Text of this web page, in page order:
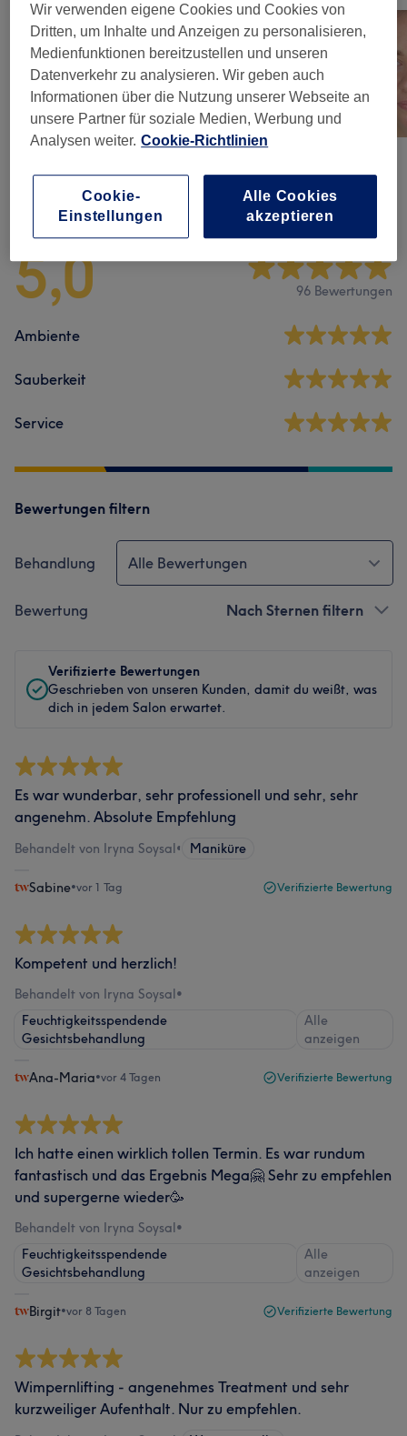
Salonbewertungen
5,0 96 Bewertungen
Ambiente
Sauberkeit
Service
Bewertungen filtern
Behandlung Alle Bewertungen
Bewertung Nach Sternen filtern
Verifizierte Bewertungen
Geschrieben von unseren Kunden, damit du weißt, was
dich in jedem Salon erwartet.
Es war wunderbar, sehr professionell und sehr, sehr
angenehm. Absolute Empfehlung
Behandelt von Iryna Soysal• Maniküre
Sabine•vor 1 Tag Verifizierte Bewertung
Kompetent und herzlich!
Behandelt von Iryna Soysal•
Feuchtigkeitsspendende
Gesichtsbehandlung
Alle
anzeigen
Ana-Maria•vor 4 Tagen Verifizierte Bewertung
Ich hatte einen wirklich tollen Termin. Es war rundum
fantastisch und das Ergebnis Mega🤗 Sehr zu empfehlen
und supergerne wieder🥳
Behandelt von Iryna Soysal•
Feuchtigkeitsspendende
Gesichtsbehandlung
Alle
anzeigen
Birgit•vor 8 Tagen Verifizierte Bewertung
Wimpernlifting - angenehmes Treatment und sehr
kurzweiliger Aufenthalt. Nur zu empfehlen.
Wir verwenden eigene Cookies und Cookies von
Dritten, um Inhalte und Anzeigen zu personalisieren,
Medienfunktionen bereitzustellen und unseren
Datenverkehr zu analysieren. Wir geben auch
Informationen über die Nutzung unserer Webseite an
unsere Partner für soziale Medien, Werbung und
Analysen weiter. Cookie-Richtlinien
Cookie-
Einstellungen
Alle Cookies
akzeptieren